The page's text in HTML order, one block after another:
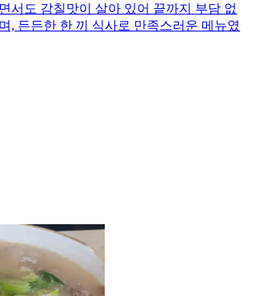
서도 감칠맛이 살아 있어 끝까지 부담 없
, 든든한 한 끼 식사로 만족스러운 메뉴였